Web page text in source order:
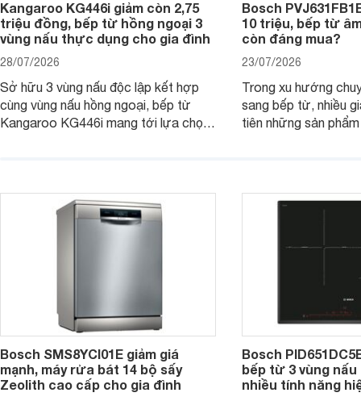
Kangaroo KG446i giảm còn 2,75
triệu đồng, bếp từ hồng ngoại 3
vùng nấu thực dụng cho gia đình
28/07/2026
Sở hữu 3 vùng nấu độc lập kết hợp
cùng vùng nấu hồng ngoại, bếp từ
Kangaroo KG446i mang tới lựa chọn
nhiều cửa hàng, đại lý.
Bosch
10 triệu, bếp từ
còn đáng mua?
23/07/2026
Trong xu hướng
sang bếp từ, nhiều
tiên những sản
mẫu bếp đáp ứng
Bosch SMS8YCI01E giảm giá
mạnh, máy rửa bát 14 bộ sấy
Zeolith cao cấp cho gia đình
Bosch
bếp từ 3 vùng
nhiều tính năng